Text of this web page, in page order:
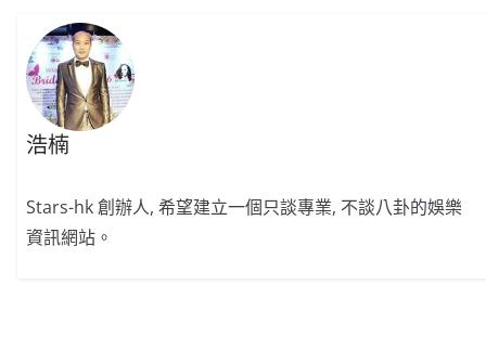
浩楠
Stars-hk 創辦人, 希望建立一個只談專業, 不談八卦的娛樂
資訊網站。